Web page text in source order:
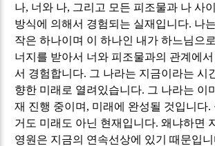
나, 너와 나, 그리고 모든 피조물과 나 사
방식에 의해서 경험되는 실재입니다. 나
작은 하나이며 이 하나인 내가 하느님으
너지를 받아서 너와 피조물과의 관계에
서 경험합니다. 그 나라는 지금이라는 시
향한 미래로 열려있습니다. 그 나라는 이
재 진행 중이며 , 미래에 완성될 것입니다.
거도 미래도 아닌 현재입니다.왜냐하면
영원은 지금의 연속선상에 있기 때문입